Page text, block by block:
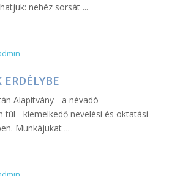
nehéz sorsát ...
Alapítvány - a névadó
túl - kiemelkedő nevelési és oktatási
Munkájukat ...